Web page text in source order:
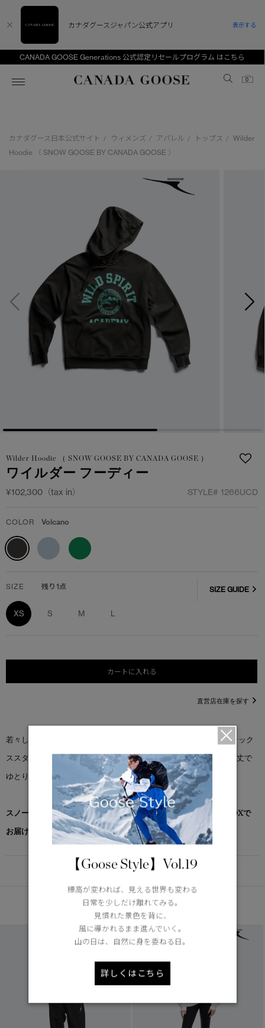
CANADA GOOSE Generations 公式認定リセールプログラム はこちら
Canada Goose
0
スノーグース
スプリングコレクション
ウィメンズ TOP
FW26コレクション
サマー 26 コレクション
サマー 26 コレクションLOOK
日本限定モデル
メイドインジャパンTシャツ
アクセサリー
フットウェア
コレクション
メンズ TOP
FW26コレクション
サマー 26 コレクション
サマー 26 コレクションLOOK
日本限定モデル
メイドインジャパンTシャツ
アクセサリー
フットウェア
コレクション
キッズ TOP
ユース（6＋歳)
コレクション
CANADA GOOSE Generationsは、アウター
ウェアの下取り・再販を通じて、長く愛される製
品の価値を受け継いでいきます。
アーカイブの希少なピースもご覧いただけます。
詳しく見る
下取り申請
カナダグース日本公式サイト / ウィメンズ / アパレル / トップス /
Wilder
Hoodie （ SNOW GOOSE BY CANADA GOOSE ）
Wilder Hoodie （ SNOW GOOSE BY CANADA GOOSE ）
ワイルダー フーディー
¥102,300（tax in） STYLE# 1266UCD
COLOR Volcano
SIZE 残り1点
XS S M L
SIZE GUIDE
カートに入れる
直営店在庫を探す
若々しいスピリットを表現した＜ワイルダー フーディー＞は、リラック
ススタイルにぴったり。グラフィックプリントをあしらい、ヒップ丈で
ゆとりのあるフィット感です。
スノーグース by カナダグース コレクション対象商品は、専用のBOXで
お届けいたします。
DETAIL
あなたへのおすすめ
カナダグースジャパン公式アプリ 表示する
【Goose Style】Vol.19
標高が変われば、見える世界も変わる
日常を少しだけ離れてみる。
見慣れた景色を背に、
風に導かれるまま進んでいく。
山の日は、自然に身を委ねる日。
詳しくはこちら